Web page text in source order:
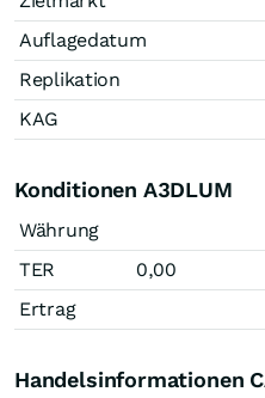
Auflagedatum
Replikation
KAG
Konditionen A3DLUM
Währung
TER
0,00
Ertrag
Handelsinformationen